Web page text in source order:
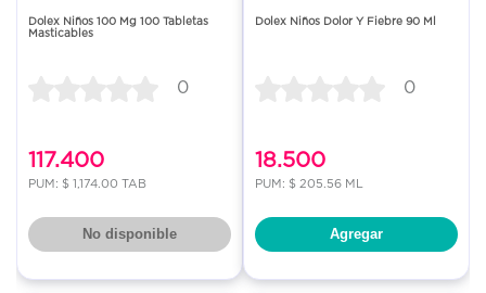
Dolex Niños 100 Mg 100 Tabletas
Masticables
0
117.400
PUM: $ 1,174.00 TAB
No disponible
Dolex Niños Dolor Y Fiebre 90 Ml
0
18.500
PUM: $ 205.56 ML
Agregar